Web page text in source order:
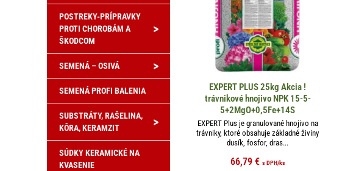
EXPERT PLUS 25kg Akcia !
trávnikové hnojivo NPK 15-5-
5+2MgO+0,5Fe+14S
EXPERT Plus je granulované hnojivo na
trávniky, ktoré obsahuje základné živiny
dusík, fosfor, dras...
66,79 € s DPH/ks
>
POSTREKY-PRÍPRAVKY
PROTI CHOROBÁM A
ŠKODCOM
>
SEMENÁ – OSIVÁ
SEMENÁ PROFI BALENIA
>
SUBSTRÁTY, RAŠELINA,
KÔRA, KERAMZIT
SÚDKY KERAMICKÉ NA
KVASENIE